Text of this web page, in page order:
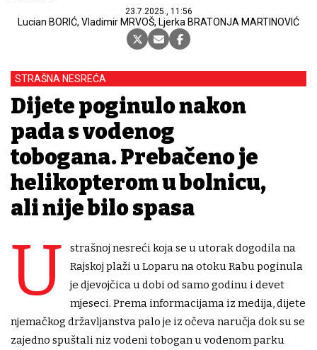
23.7.2025., 11:56
Lucian BORIĆ, Vladimir MRVOŠ, Ljerka BRATONJA MARTINOVIĆ
STRAŠNA NESREĆA
Dijete poginulo nakon
pada s vodenog
tobogana. Prebačeno je
helikopterom u bolnicu,
ali nije bilo spasa
U
strašnoj nesreći koja se u utorak dogodila na
Rajskoj plaži u Loparu na otoku Rabu poginula
je djevojčica u dobi od samo godinu i devet
mjeseci. Prema informacijama iz medija, dijete
njemačkog državljanstva palo je iz očeva naručja dok su se
zajedno spuštali niz vodeni tobogan u vodenom parku